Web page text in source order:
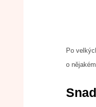
Po
o